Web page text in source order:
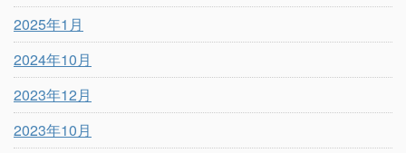
2025年1月
2024年10月
2023年12月
2023年10月